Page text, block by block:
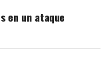
en un ataque